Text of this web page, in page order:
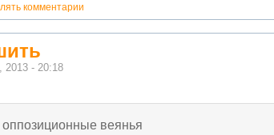
комментарии
2013 - 20:18
веянья